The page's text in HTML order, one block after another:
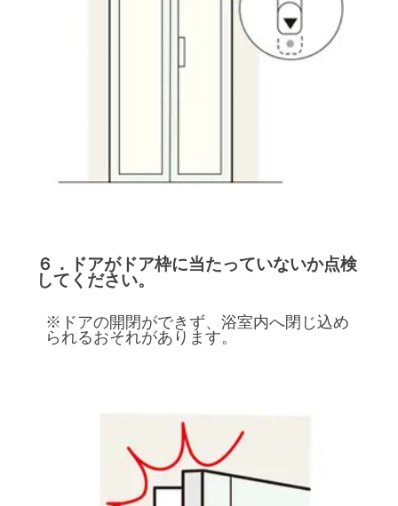
６．ドアがドア枠に当たっていないか点検
してください。
※ドアの開閉ができず、浴室内へ閉じ込め
られるおそれがあります。